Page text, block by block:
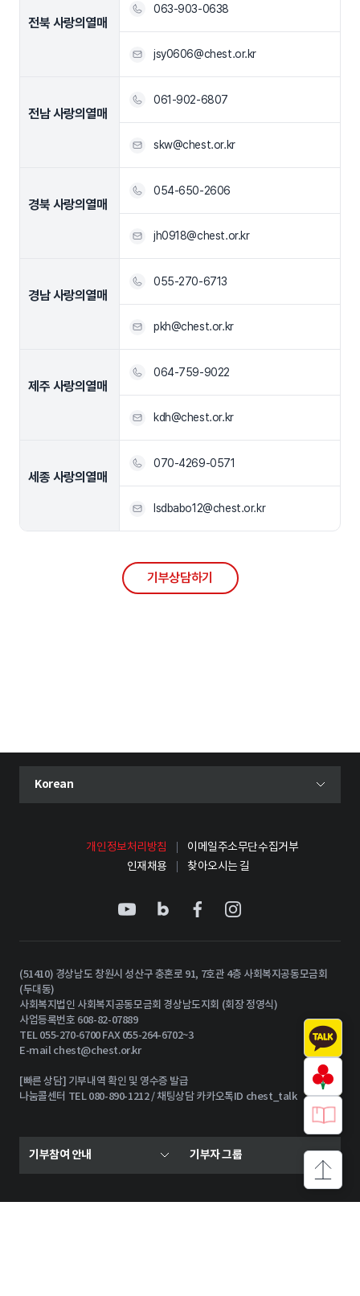
상단으
전북 사랑의열매
063-903-0638
jsy0606@chest.or.kr
전남 사랑의열매
061-902-6807
skw@chest.or.kr
경북 사랑의열매
054-650-2606
jh0918@chest.or.kr
경남 사랑의열매
055-270-6713
pkh@chest.or.kr
제주 사랑의열매
064-759-9022
kdh@chest.or.kr
세종 사랑의열매
070-4269-0571
lsdbabo12@chest.or.kr
기부상담하기
언어 선택 메뉴 열기
현재 선택된 언어
Korean
개인정보처리방침
이메일주소무단수집거부
인재채용
찾아오시는 길
(51410) 경상남도 창원시 성산구 충혼로 91, 7호관 4층 사회복지공동모금회
(두대동)
사회복지법인 사회복지공동모금회 경상남도지회 (회장 정영식)
사업등록번호 608-82-07889
TEL 055-270-6700 FAX 055-264-6702~3
E-mailchest@chest.or.kr
[빠른 상담] 기부내역 확인 및 영수증 발급
나눔콜센터 TEL 080-890-1212 / 채팅상담 카카오톡ID chest_talk
기부참여 안내 기부자 그룹